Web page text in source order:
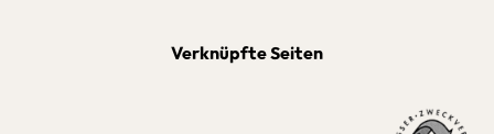
Verknüpfte Seiten